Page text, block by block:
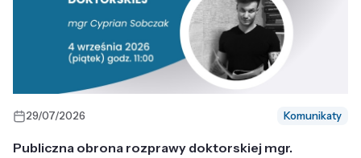
29/07/2026 Komunikaty
Publiczna obrona rozprawy doktorskiej mgr.